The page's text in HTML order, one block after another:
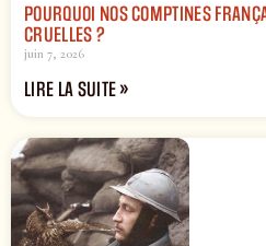
POURQUOI NOS COMPTINES
CRUELLES ?
juin 7, 2026
LIRE LA SUITE »